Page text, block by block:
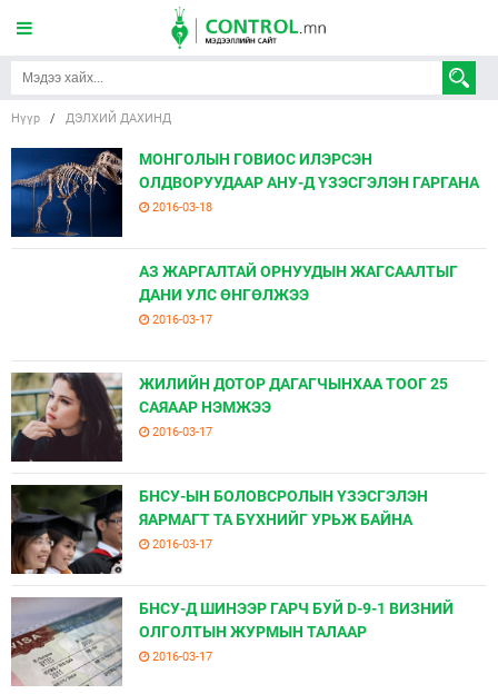
Нүүр / ДЭЛХИЙ ДАХИНД
МОНГОЛЫН ГОВИОС ИЛЭРСЭН
ОЛДВОРУУДААР АНУ-Д ҮЗЭСГЭЛЭН ГАРГАНА
2016-03-18
АЗ ЖАРГАЛТАЙ ОРНУУДЫН ЖАГСААЛТЫГ
ДАНИ УЛС ӨНГӨЛЖЭЭ
2016-03-17
ЖИЛИЙН ДОТОР ДАГАГЧЫНХАА ТООГ 25
САЯААР НЭМЖЭЭ
2016-03-17
БНСУ-ЫН БОЛОВСРОЛЫН ҮЗЭСГЭЛЭН
ЯАРМАГТ ТА БҮХНИЙГ УРЬЖ БАЙНА
2016-03-17
БНСУ-Д ШИНЭЭР ГАРЧ БУЙ D-9-1 ВИЗНИЙ
ОЛГОЛТЫН ЖУРМЫН ТАЛААР
2016-03-17